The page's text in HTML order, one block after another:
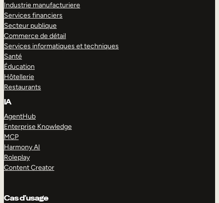
Industrie manufacturiere
Services financiers
Secteur publique
Commerce de détail
Services informatiques et techniques
Santé
Éducation
Hôtellerie
Restaurants
IA
AgentHub
Enterprise Knowledge
MCP
Harmony AI
Roleplay
Content Creator
Cas d’usage